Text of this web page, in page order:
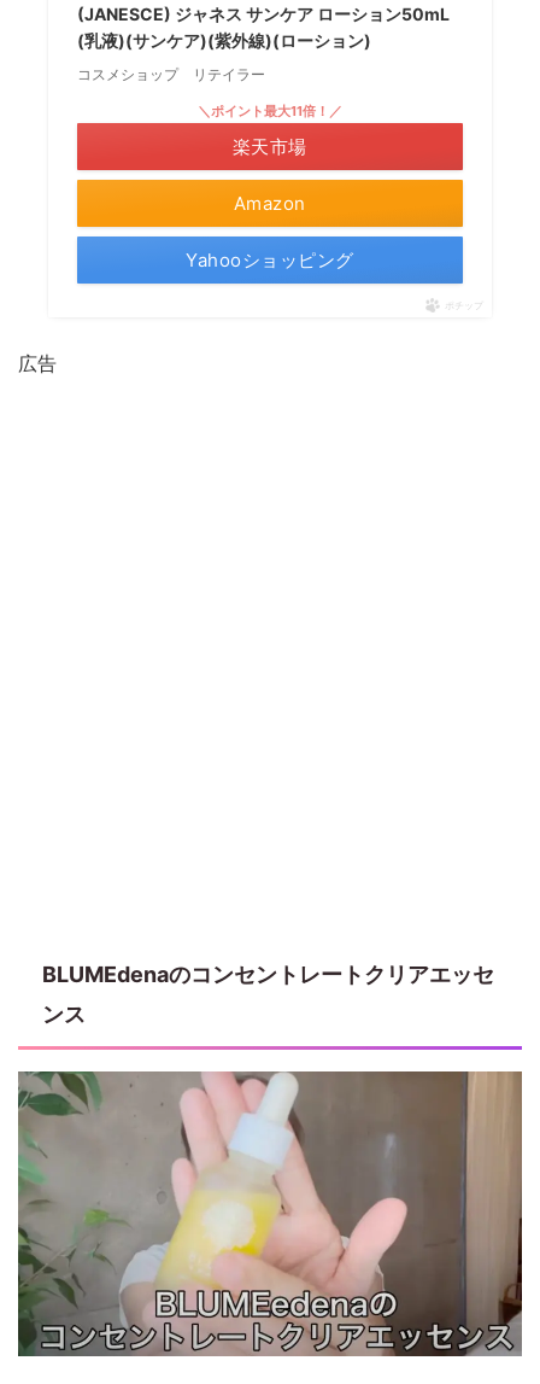
(JANESCE) ジャネス サンケア ローション50mL
(乳液)(サンケア)(紫外線)(ローション)
コスメショップ リテイラー
Amazon
＼ポイント最大11倍！／
楽天市場
Yahooショッピング
ポチップ
広告
BLUMEdenaのコンセントレートクリアエッセ
ンス